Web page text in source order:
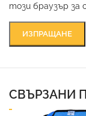
този браузър за
СВЪРЗАНИ